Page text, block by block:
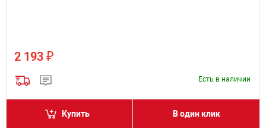
2 193 ₽
Есть в наличии
Купить В один клик